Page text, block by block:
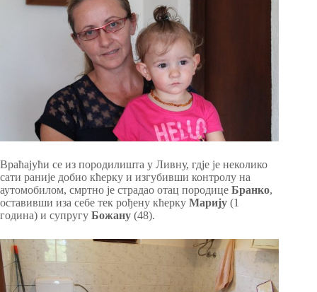
Враћајући се из породилишта у Ливну, гдје је неколико
сати раније добио кћерку и изгубивши контролу на
аутомобилом, смртно је страдао отац породице Бранко,
оставивши иза себе тек рођену кћерку Марију (1
година) и супругу Божану (48).